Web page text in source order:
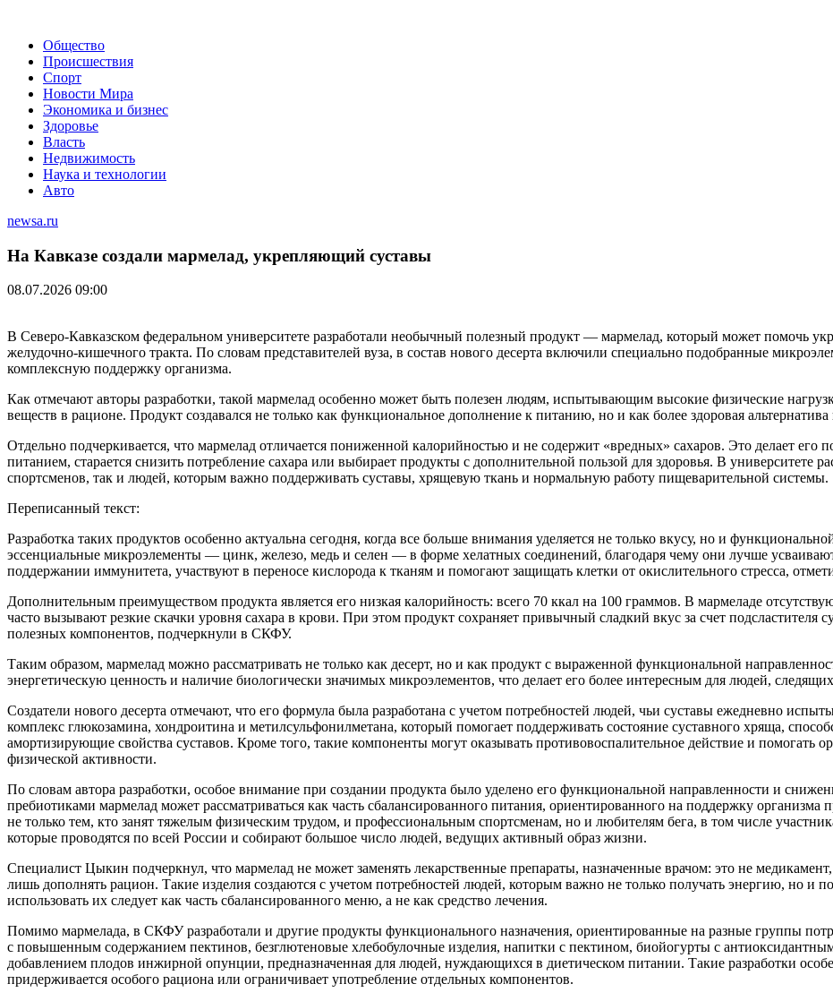
Общество
Происшествия
Спорт
Новости Мира
Экономика и бизнес
Здоровье
Власть
Недвижимость
Наука и технологии
Авто
newsa.ru
На Кавказе создали мармелад, укрепляющий суставы
08.07.2026 09:00
В Северо-Кавказском федеральном университете разработали необычный полезный продукт — мармелад, который может помочь
желудочно-кишечного тракта. По словам представителей вуза, в состав нового десерта включили специально подобранные
комплексную поддержку организма.
Как отмечают авторы разработки, такой мармелад особенно может быть полезен людям, испытывающим высокие физические
веществ в рационе. Продукт создавался не только как функциональное дополнение к питанию, но и как более здоровая
Отдельно подчеркивается, что мармелад отличается пониженной калорийностью и не содержит «вредных» сахаров. Это делает его
питанием, старается снизить потребление сахара или выбирает продукты с дополнительной пользой для здоровья. В университете
спортсменов, так и людей, которым важно поддерживать суставы, хрящевую ткань и нормальную работу пищеварительной системы.
Переписанный текст:
Разработка таких продуктов особенно актуальна сегодня, когда все больше внимания уделяется не только вкусу, но и
эссенциальные микроэлементы — цинк, железо, медь и селен — в форме хелатных соединений, благодаря чему они лучше
поддержании иммунитета, участвуют в переносе кислорода к тканям и помогают защищать клетки от окислительного стресса,
Дополнительным преимуществом продукта является его низкая калорийность: всего 70 ккал на 100 граммов. В мармеладе
часто вызывают резкие скачки уровня сахара в крови. При этом продукт сохраняет привычный сладкий вкус за счет подсластителя
полезных компонентов, подчеркнули в СКФУ.
Таким образом, мармелад можно рассматривать не только как десерт, но и как продукт с выраженной функциональной
энергетическую ценность и наличие биологически значимых микроэлементов, что делает его более интересным для людей,
Создатели нового десерта отмечают, что его формула была разработана с учетом потребностей людей, чьи суставы ежедневно
комплекс глюкозамина, хондроитина и метилсульфонилметана, который помогает поддерживать состояние суставного хряща,
амортизирующие свойства суставов. Кроме того, такие компоненты могут оказывать противовоспалительное действие и помогать
физической активности.
По словам автора разработки, особое внимание при создании продукта было уделено его функциональной направленности и
пребиотиками мармелад может рассматриваться как часть сбалансированного питания, ориентированного на поддержку
не только тем, кто занят тяжелым физическим трудом, и профессиональным спортсменам, но и любителям бега, в том числе
которые проводятся по всей России и собирают большое число людей, ведущих активный образ жизни.
Специалист Цыкин подчеркнул, что мармелад не может заменять лекарственные препараты, назначенные врачом: это не
лишь дополнять рацион. Такие изделия создаются с учетом потребностей людей, которым важно не только получать энергию, но и
использовать их следует как часть сбалансированного меню, а не как средство лечения.
Помимо мармелада, в СКФУ разработали и другие продукты функционального назначения, ориентированные на разные группы
с повышенным содержанием пектинов, безглютеновые хлебобулочные изделия, напитки с пектином, биойогурты с
добавлением плодов инжирной опунции, предназначенная для людей, нуждающихся в диетическом питании. Такие разработки
придерживается особого рациона или ограничивает употребление отдельных компонентов.